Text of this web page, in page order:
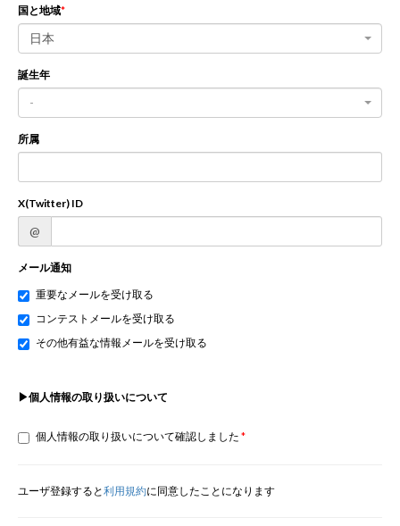
国と地域
日本
誕生年
-
所属
X(Twitter) ID
@
メール通知
重要なメールを受け取る
コンテストメールを受け取る
その他有益な情報メールを受け取る
▶個人情報の取り扱いについて
個人情報の取り扱いについて確認しました
ユーザ登録すると利用規約に同意したことになります